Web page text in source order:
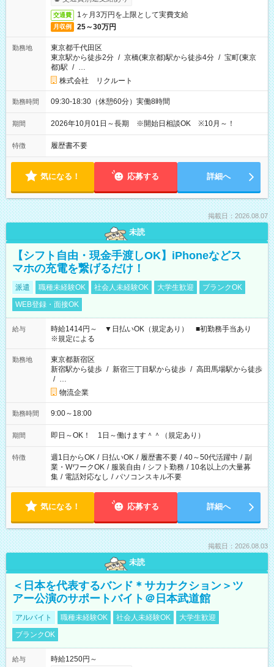
交通費 1ヶ月3万円を上限として実費支給
月収例 25～30万円
勤務地
東京都千代田区
東京駅から徒歩2分 / 京橋(東京都)駅から徒歩4分 / 宝町(東京
都)駅 / …
株式会社 リクルート
勤務時間 09:30-18:30（休憩60分）実働8時間
期間 2026年10月01日～長期 ※開始日相談OK ※10月～！
特徴 履歴書不要
気になる！ 応募する 詳細へ
掲載日：2026.08.07
未読
【シフト自由・現金手渡しOK】iPhoneなどス
マホの充電を繋げるだけ！
派遣 職種未経験OK 社会人未経験OK 大学生歓迎
ブランクOK
WEB登録・面接OK
給与
時給1414円～ ▼日払いOK（規定あり） ■初勤務手当あり
※規定による
勤務地
東京都新宿区
新宿駅から徒歩 / 新宿三丁目駅から徒歩 / 高田馬場駅から徒歩
/ …
物流企業
勤務時間 9:00～18:00
期間 即日～OK！ 1日～働けます＾＾（規定あり）
特徴 週1日からOK / 日払いOK / 履歴書不要 / 40～50代活躍中 / 副
業・WワークOK / 服装自由 / シフト勤務 / 10名以上の大量募
集 / 電話対応なし / パソコンスキル不要
気になる！ 応募する 詳細へ
掲載日：2026.08.03
未読
＜日本を代表するバンド＊サカナクション＞ツ
アー公演のサポートバイト＠日本武道館
アルバイト 職種未経験OK 社会人未経験OK
大学生歓迎
ブランクOK
給与
時給1250円～